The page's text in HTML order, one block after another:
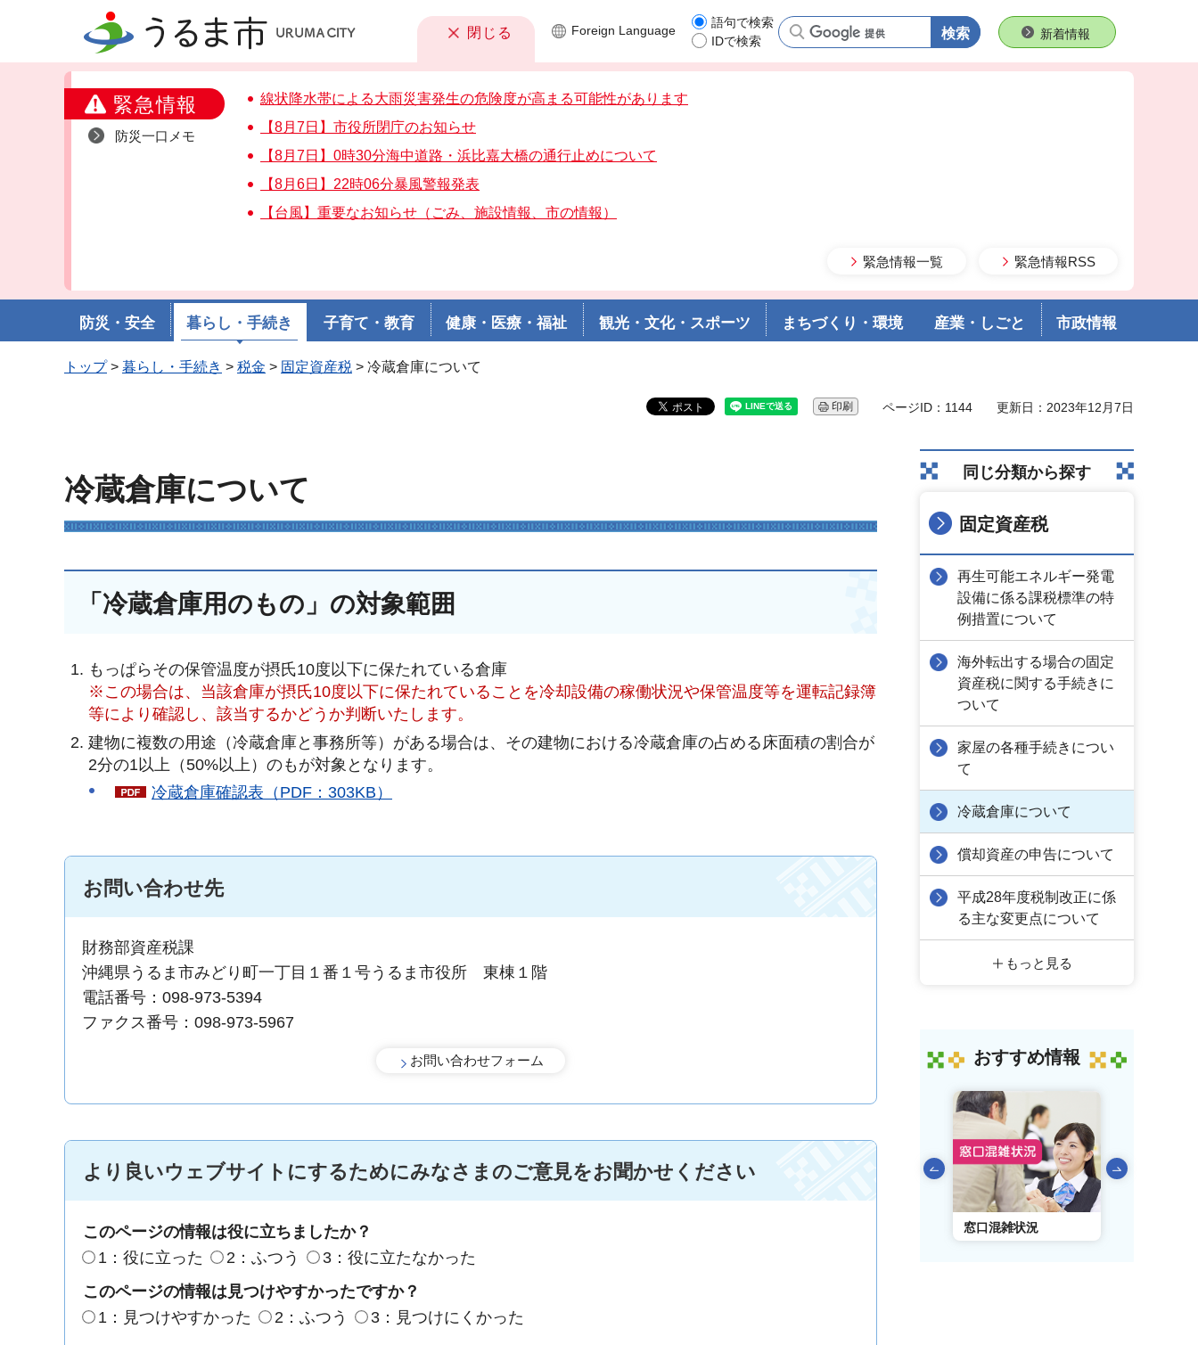
うるま市 閉じる
緊急情報
防災一口メモ
線状降水帯による大雨災害発生の危険度が高まる可能性があります
【8月7日】市役所閉庁のお知らせ
【8月7日】0時30分海中道路・浜比嘉大橋の通行止めについて
【8月6日】22時06分暴風警報発表
【台風】重要なお知らせ（ごみ、施設情報、市の情報）
緊急情報一覧 緊急情報RSS
Foreign Language
語句で検索
IDで検索
語句で検索新着情報
防災・安全 暮らし・手続き 子育て・教育 健康・医療・福祉 観光・文化・スポーツ まちづくり・環境 産業・しごと 市政情報
トップ> 暮らし・手続き > 税金 > 固定資産税 > 冷蔵倉庫について
印刷 ページID：1144 更新日：2023年12月7日
冷蔵倉庫について
「冷蔵倉庫用のもの」の対象範囲
もっぱらその保管温度が摂氏10度以下に保たれている倉庫
※この場合は、当該倉庫が摂氏10度以下に保たれていることを冷却設備の稼働状況や保管温度等を運転記録簿
等により確認し、該当するかどうか判断いたします。
建物に複数の用途（冷蔵倉庫と事務所等）がある場合は、その建物における冷蔵倉庫の占める床面積の割合が
2分の1以上（50%以上）のもが対象となります。
冷蔵倉庫確認表（PDF：303KB）
お問い合わせ先
財務部資産税課
沖縄県うるま市みどり町一丁目１番１号うるま市役所 東棟１階
電話番号：098-973-5394
ファクス番号：098-973-5967
より良いウェブサイトにするためにみなさまのご意見をお聞かせください
このページの情報は役に立ちましたか？
1：役に立った
2：ふつう
3：役に立たなかった
このページの情報は見つけやすかったですか？
1：見つけやすかった
2：ふつう 3：見つけにくかった
同じ分類から探す
固定資産税
再生可能エネルギー発電
設備に係る課税標準の特
例措置について
海外転出する場合の固定
資産税に関する手続きに
ついて
家屋の各種手続きについ
て
冷蔵倉庫について
償却資産の申告について
平成28年度税制改正に係
る主な変更点について
もっと見る
おすすめ情報
前のスライドを表示
窓口混雑状況